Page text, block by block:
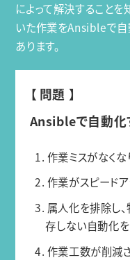
によって解決することを
いた作業をAnsibleで自
あります。
【 問題 】
Ansibleで自動化す
1. 作業ミスがなくな
2. 作業がスピードア
3. 属人化を排除し
存しない自動化を
4. 作業工数が削減さ